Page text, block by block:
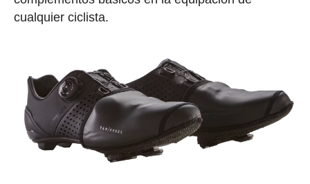
cualquier ciclista.